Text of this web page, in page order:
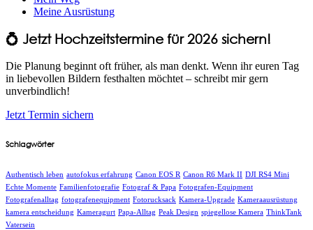
Meine Ausrüstung
💍 Jetzt Hochzeitstermine für 2026 sichern!
Die Planung beginnt oft früher, als man denkt. Wenn ihr euren Tag
in liebevollen Bildern festhalten möchtet – schreibt mir gern
unverbindlich!
Jetzt Termin sichern
Schlagwörter
Authentisch leben autofokus erfahrung Canon EOS R Canon R6 Mark II DJI RS4 Mini
Echte Momente Familienfotografie Fotograf & Papa Fotografen-Equipment
Fotografenalltag fotografenequipment Fotorucksack Kamera-Upgrade Kameraausrüstung
kamera entscheidung Kameragurt Papa-Alltag Peak Design spiegellose Kamera ThinkTank
Vatersein